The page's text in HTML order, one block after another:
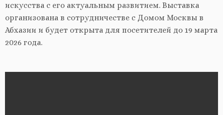
искусства с его актуальным развитием. Выставка
организована в сотрудничестве с Домом Москвы в
Абхазии и будет открыта для посетителей до 19 марта
2026 года.